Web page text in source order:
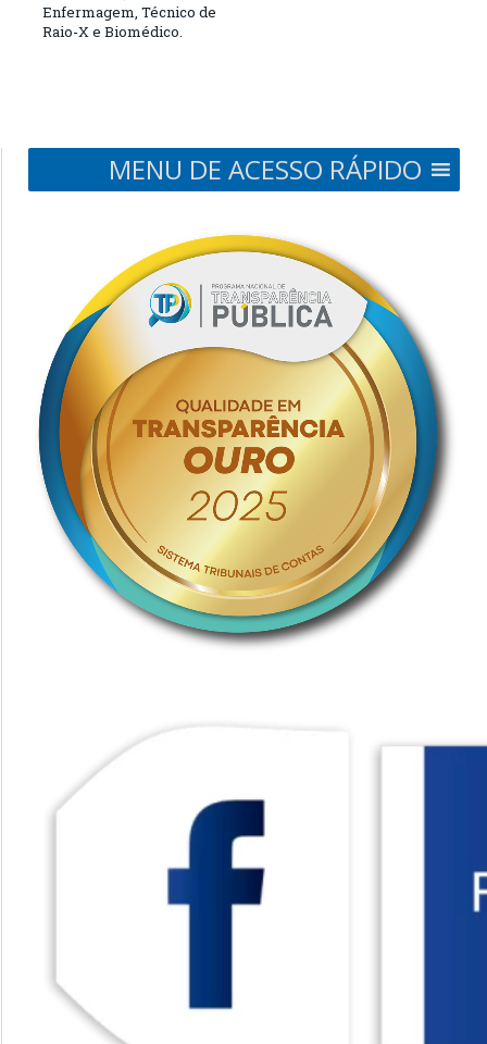
Enfermagem, Técnico de
Raio-X e Biomédico.
MENU DE ACESSO RÁPIDO